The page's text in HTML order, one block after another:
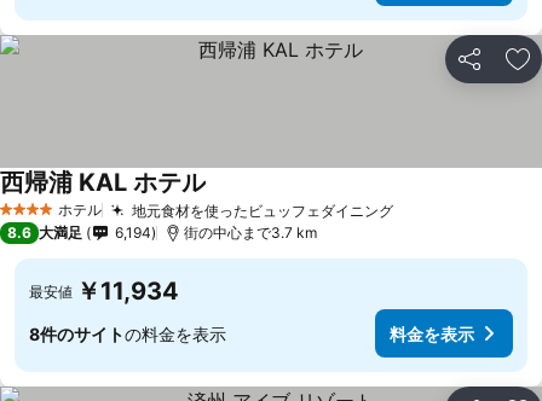
シェア お
4 ホテルのランク
ホテル 地元食材を使ったビュッフェダイニング
西帰浦 KAL ホテル
8.6 大満足 6,194 街の中心まで3.7 km
最安値 ￥11,934
8件のサイトの料金を表示 料金を表示